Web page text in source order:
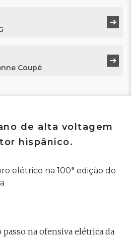
Coupé
de alta voltagem
hispânico.
na ofensiva elétrica da